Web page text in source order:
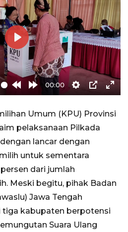
Rewind
10s
Forward
10s
00:00
Settings
PIP
Play
Umum (KPU) Provinsi
pelaksanaan Pilkada
lancar dengan
untuk sementara
dari jumlah
Meski begitu, pihak Badan
Jawa Tengah
tiga kabupaten berpotensi
Suara Ulang